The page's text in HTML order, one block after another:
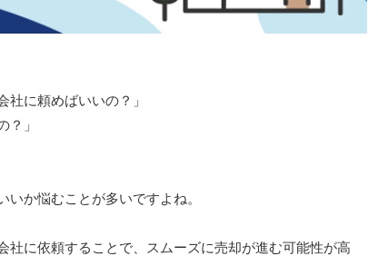
社に頼めばいいの？」
？」
か悩むことが多いですよね。
に依頼することで、スムーズに売却が進む可能性が高